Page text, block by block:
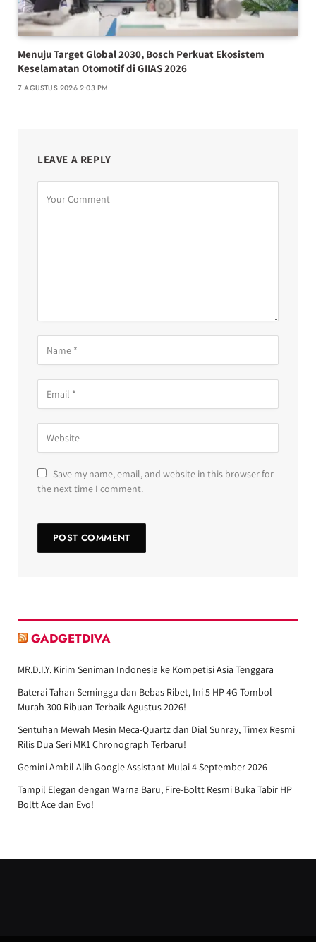
Menuju Target Global 2030, Bosch Perkuat Ekosistem
Keselamatan Otomotif di GIIAS 2026
7 AGUSTUS 2026 2:03 PM
LEAVE A REPLY
Save my name, email, and website in this browser for
the next time I comment.
GADGETDIVA
MR.D.I.Y. Kirim Seniman Indonesia ke Kompetisi Asia Tenggara
Baterai Tahan Seminggu dan Bebas Ribet, Ini 5 HP 4G Tombol
Murah 300 Ribuan Terbaik Agustus 2026!
Sentuhan Mewah Mesin Meca-Quartz dan Dial Sunray, Timex Resmi
Rilis Dua Seri MK1 Chronograph Terbaru!
Gemini Ambil Alih Google Assistant Mulai 4 September 2026
Tampil Elegan dengan Warna Baru, Fire-Boltt Resmi Buka Tabir HP
Boltt Ace dan Evo!